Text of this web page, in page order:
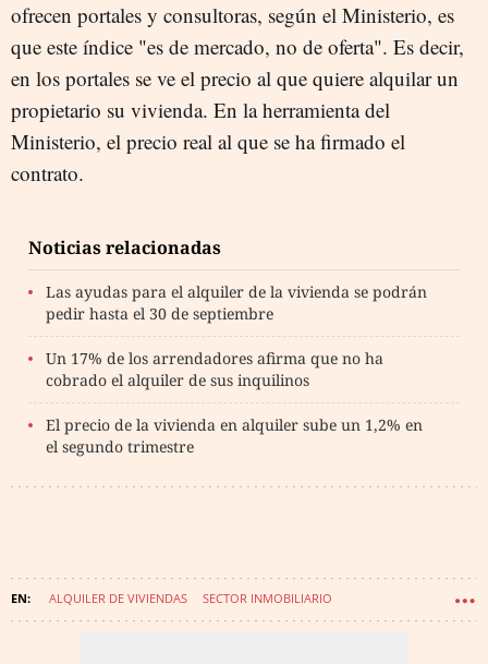
ofrecen portales y consultoras, según el Ministerio, es
que este índice "es de mercado, no de oferta". Es decir,
en los portales se ve el precio al que quiere alquilar un
propietario su vivienda. En la herramienta del
Ministerio, el precio real al que se ha firmado el
contrato.
Noticias relacionadas
Las ayudas para el alquiler de la vivienda se podrán
pedir hasta el 30 de septiembre
Un 17% de los arrendadores afirma que no ha
cobrado el alquiler de sus inquilinos
El precio de la vivienda en alquiler sube un 1,2% en
el segundo trimestre
ALQUILER DE VIVIENDAS SECTOR INMOBILIARIO